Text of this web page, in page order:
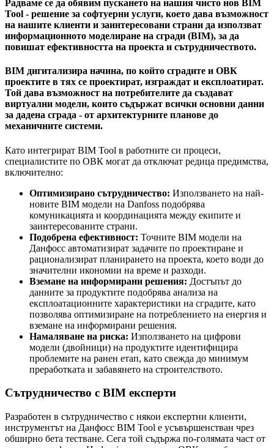
Радваме се да обявим пускането на нашия чисто нов BIM
Tool - решение за софтуерни услуги, което дава възможност
на нашите клиенти и заинтересовани страни да използват
информационното моделиране на сгради (BIM), за да
повишат ефективността на проекта и сътрудничеството.
BIM дигитализира начина, по който сградите и ОВК
проектите в тях се проектират, изграждат и експлоатират.
Той дава възможност на потребителите да създават
виртуални модели, които съдържат всички основни данни
за дадена сграда - от архитектурните планове до
механичните системи.
Като интегрират BIM Tool в работните си процеси,
специалистите по ОВК могат да отключат редица предимства,
включително:
Оптимизирано сътрудничество: Използването на най-
новите BIM модели на Danfoss подобрява
комуникацията и координацията между екипите и
заинтересованите страни.
Подобрена ефективност: Точните BIM модели на
Данфосс автоматизират задачите по проектиране и
рационализират планирането на проекта, което води до
значителни икономии на време и разходи.
Вземане на информирани решения: Достъпът до
данните за продуктите подобрява анализа на
експлоатационните характеристики на сградите, като
позволява оптимизиране на потреблението на енергия и
вземане на информирани решения.
Намаляване на риска: Използването на цифрови
модели (двойници) на продуктите идентифицира
проблемите на ранен етап, като свежда до минимум
преработката и забавянето на строителството.
Сътрудничество с BIM експерти
Разработен в сътрудничество с някои експертни клиенти,
инструментът на Данфосс BIM Tool е усъвършенстван чрез
обширно бета тестване. Сега той съдържа по-голямата част от